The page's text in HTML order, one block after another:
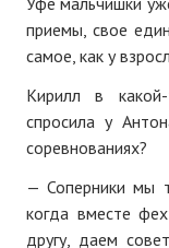
приемы, свое
самое, как у
Кирилл в
спросила у
соревнованиях?
— Соперники мы
когда вместе
другу, даем